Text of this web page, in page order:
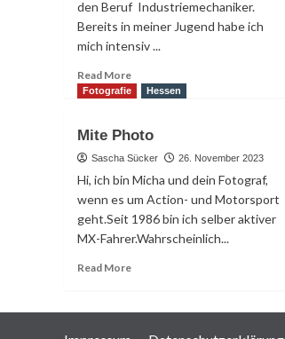
den Beruf Industriemechaniker.
Bereits in meiner Jugend habe ich
mich intensiv ...
Read MoreRead
more
Brake
Fotografie Hessen
Mite Photo
Sascha Sücker 26. November 2023
Hi, ich bin Micha und dein Fotograf,
wenn es um Action- und Motorsport
geht.Seit 1986 bin ich selber aktiver
MX-Fahrer.Wahrscheinlich...
Read MoreRead
Mite
Photo